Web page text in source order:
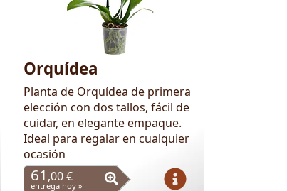
Orquídea
Planta de Orquídea de primera
elección con dos tallos, fácil de
cuidar, en elegante empaque.
Ideal para regalar en cualquier
ocasión
61 ,00 €
entrega hoy »